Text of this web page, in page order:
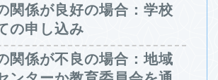
関係が良好の場合：学校
の申し込み
関係が不良の場合：地域